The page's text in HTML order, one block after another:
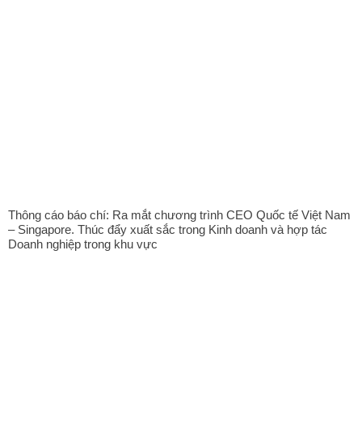
Thông cáo báo chí: Ra mắt chương trình CEO Quốc tế Việt Nam
– Singapore. Thúc đẩy xuất sắc trong Kinh doanh và hợp tác
Doanh nghiệp trong khu vực